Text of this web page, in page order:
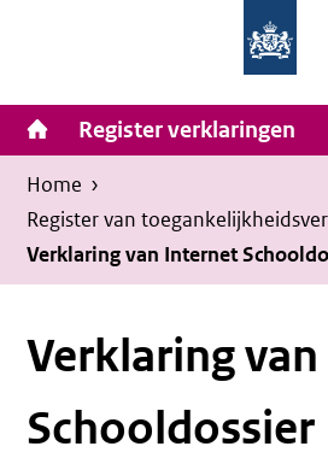
inhoud
van
Zaken
en
van
Toegankelijkheidsverklaring
Hoofdnavigatie
Register verklaringen
Kruimelpad
U
bevindt
zich
hier:
Home ›
Register van
Verklaring van Internet
Verklaring
Schooldossier